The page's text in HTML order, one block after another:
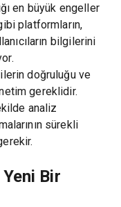
en büyük engeller
platformların,
bilgilerini
doğruluğu ve
gereklidir.
analiz
sürekli
Bir